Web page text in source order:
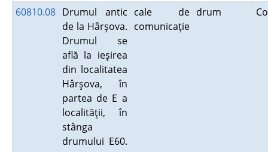
60810.08 Drumul antic
de la Hârşova.
Drumul se
află la ieşirea
din localitatea
Hârşova, în
partea de E a
localităţii, în
stânga
drumului E60.
cale de
comunicaţie
drum